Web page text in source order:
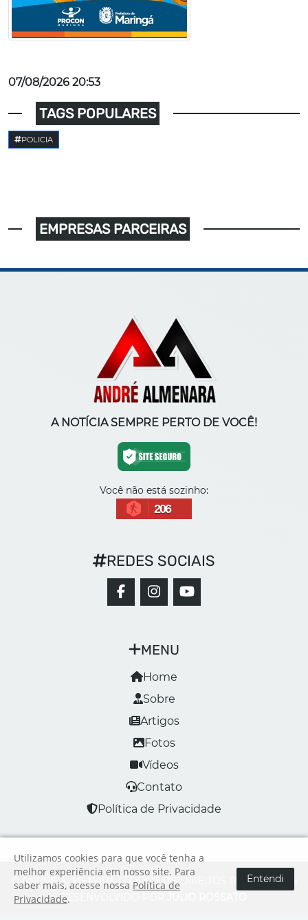
07/08/2026 20:53
TAGS POPULARES
POLICIA
EMPRESAS PARCEIRAS
A NOTÍCIA SEMPRE PERTO DE VOCÊ!
Você não está sozinho:
206
MENU
Home
Sobre
Artigos
Fotos
Vídeos
Contato
Política de Privacidade
REDES SOCIAIS
© ANDRÉ ALMENARA | TODOS OS DIREITOS RESERVADOS
DESENVOLVIDO POR
Utilizamos cookies para que você tenha a
melhor experiência em nosso site. Para
saber mais, acesse nossa Política de
Privacidade.
Entendi